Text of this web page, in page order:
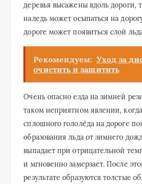
деревья высажены вдоль дороги,
наледь может осыпаться на
дороге может появиться слой
Рекомендуем: Уход за
очистить и защитить
Очень опасно езда на зимней
таком неприятном явлении,
сплошного гололёда на дороге
образования льда от зимнего
выпадает при отрицательной
и мгновенно замерзает. После
результате образуются толстые